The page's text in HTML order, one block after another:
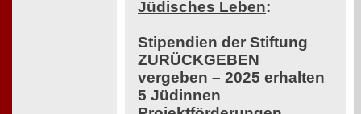
Jüdisches Leben:
Stipendien der Stiftung
ZURÜCKGEBEN
vergeben – 2025 erhalten
5 Jüdinnen